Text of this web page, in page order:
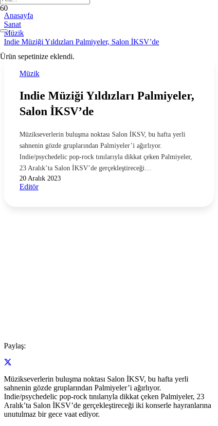
Ürün sepetinize eklendi.
Anasayfa
Sanat
Müzik
Indie Müziği Yıldızları Palmiyeler, Salon İKSV’de
Müzik
Indie Müziği Yıldızları Palmiyeler,
Salon İKSV’de
Müzikseverlerin buluşma noktası Salon İKSV, bu hafta yerli
sahnenin gözde gruplarından Palmiyeler’i ağırlıyor.
Indie/psychedelic pop-rock tınılarıyla dikkat çeken Palmiyeler,
23 Aralık’ta Salon İKSV’de gerçekleştireceği…
20 Aralık 2023
Editör
Paylaş:
Müzikseverlerin buluşma noktası Salon İKSV, bu hafta yerli
sahnenin gözde gruplarından Palmiyeler’i ağırlıyor.
Indie/psychedelic pop-rock tınılarıyla dikkat çeken Palmiyeler, 23
Aralık’ta Salon İKSV’de gerçekleştireceği iki konserle hayranlarına
unutulmaz bir gece vaat ediyor.